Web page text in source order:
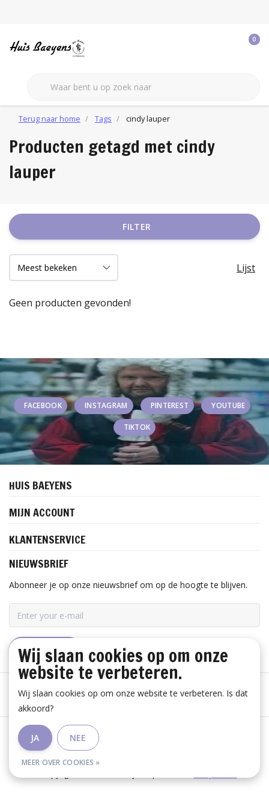
0
Terug naar home Tags cindy lauper
Producten getagd met cindy
lauper
FILTER
Lijst
Geen producten gevonden!
FACEBOOK INSTAGRAM PINTEREST YOUTUBE
TIKTOK
HUIS BAEYENS
MIJN ACCOUNT
KLANTENSERVICE
NIEUWSBRIEF
Abonneer je op onze nieuwsbrief om op de hoogte te blijven.
ABONNEER
Algemene voorwaarden
Wij slaan cookies op om onze
website te verbeteren.
Wij slaan cookies op om onze website te verbeteren. Is dat
akkoord?
JA NEE
MEER OVER COOKIES »